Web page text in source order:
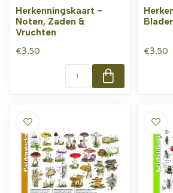
Herkenningskaart -
Noten, Zaden &
Vruchten
€3,50
€3,50